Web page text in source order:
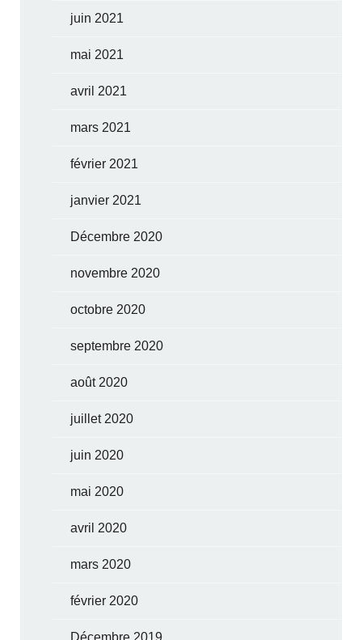
juin 2021
mai 2021
avril 2021
mars 2021
février 2021
janvier 2021
Décembre 2020
novembre 2020
octobre 2020
septembre 2020
août 2020
juillet 2020
juin 2020
mai 2020
avril 2020
mars 2020
février 2020
Décembre 2019